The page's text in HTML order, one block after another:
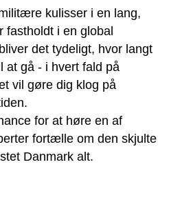
kulisser i en lang,
fastholdt i en global
det tydeligt, hvor langt
at gå - i hvert fald på
vil gøre dig klog på
for at høre en af
fortælle om den skjulte
Danmark alt.